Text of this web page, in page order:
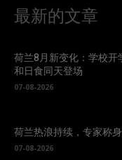
最新的文章
荷兰8月新变化：学校
和日食同天登场
07-08-2026
荷兰热浪持续，专家称
07-08-2026